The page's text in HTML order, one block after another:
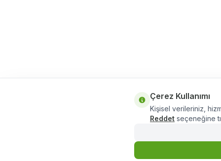
Çerez Kullanımı
Kişisel verileriniz,
Reddet seçeneğine